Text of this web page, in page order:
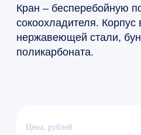
Кран – бесперебойную
сокоохладителя.
нержавеющей стали,
поликарбоната.
Цена, рублей